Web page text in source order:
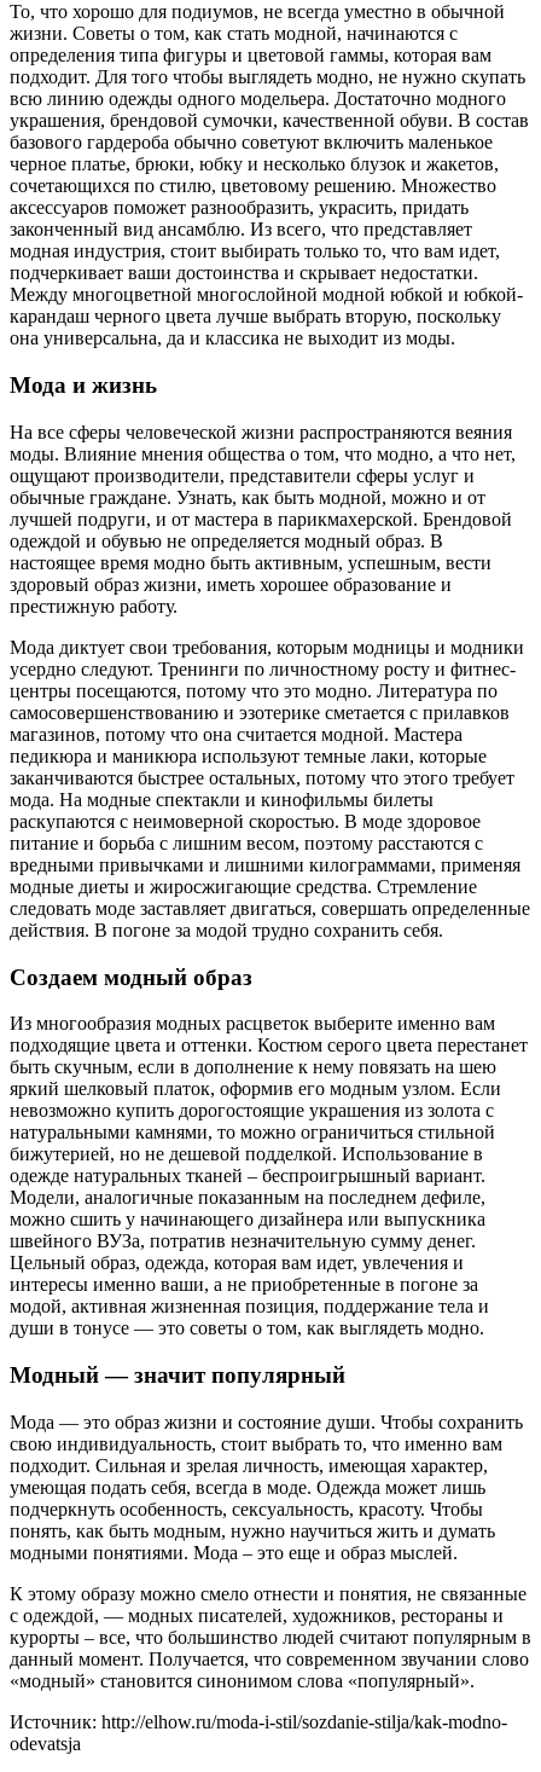
То, что хорошо для подиумов, не всегда уместно в обычной
жизни. Советы о том, как стать модной, начинаются с
определения типа фигуры и цветовой гаммы, которая вам
подходит. Для того чтобы выглядеть модно, не нужно скупать
всю линию одежды одного модельера. Достаточно модного
украшения, брендовой сумочки, качественной обуви. В состав
базового гардероба обычно советуют включить маленькое
черное платье, брюки, юбку и несколько блузок и жакетов,
сочетающихся по стилю, цветовому решению. Множество
аксессуаров поможет разнообразить, украсить, придать
законченный вид ансамблю. Из всего, что представляет
модная индустрия, стоит выбирать только то, что вам идет,
подчеркивает ваши достоинства и скрывает недостатки.
Между многоцветной многослойной модной юбкой и юбкой-
карандаш черного цвета лучше выбрать вторую, поскольку
она универсальна, да и классика не выходит из моды.
Мода и жизнь
На все сферы человеческой жизни распространяются веяния
моды. Влияние мнения общества о том, что модно, а что нет,
ощущают производители, представители сферы услуг и
обычные граждане. Узнать, как быть модной, можно и от
лучшей подруги, и от мастера в парикмахерской. Брендовой
одеждой и обувью не определяется модный образ. В
настоящее время модно быть активным, успешным, вести
здоровый образ жизни, иметь хорошее образование и
престижную работу.
Мода диктует свои требования, которым модницы и модники
усердно следуют. Тренинги по личностному росту и фитнес-
центры посещаются, потому что это модно. Литература по
самосовершенствованию и эзотерике сметается с прилавков
магазинов, потому что она считается модной. Мастера
педикюра и маникюра используют темные лаки, которые
заканчиваются быстрее остальных, потому что этого требует
мода. На модные спектакли и кинофильмы билеты
раскупаются с неимоверной скоростью. В моде здоровое
питание и борьба с лишним весом, поэтому расстаются с
вредными привычками и лишними килограммами, применяя
модные диеты и жиросжигающие средства. Стремление
следовать моде заставляет двигаться, совершать определенные
действия. В погоне за модой трудно сохранить себя.
Создаем модный образ
Из многообразия модных расцветок выберите именно вам
подходящие цвета и оттенки. Костюм серого цвета перестанет
быть скучным, если в дополнение к нему повязать на шею
яркий шелковый платок, оформив его модным узлом. Если
невозможно купить дорогостоящие украшения из золота с
натуральными камнями, то можно ограничиться стильной
бижутерией, но не дешевой подделкой. Использование в
одежде натуральных тканей – беспроигрышный вариант.
Модели, аналогичные показанным на последнем дефиле,
можно сшить у начинающего дизайнера или выпускника
швейного ВУЗа, потратив незначительную сумму денег.
Цельный образ, одежда, которая вам идет, увлечения и
интересы именно ваши, а не приобретенные в погоне за
модой, активная жизненная позиция, поддержание тела и
души в тонусе — это советы о том, как выглядеть модно.
Модный — значит популярный
Мода — это образ жизни и состояние души. Чтобы сохранить
свою индивидуальность, стоит выбрать то, что именно вам
подходит. Сильная и зрелая личность, имеющая характер,
умеющая подать себя, всегда в моде. Одежда может лишь
подчеркнуть особенность, сексуальность, красоту. Чтобы
понять, как быть модным, нужно научиться жить и думать
модными понятиями. Мода – это еще и образ мыслей.
К этому образу можно смело отнести и понятия, не связанные
с одеждой, — модных писателей, художников, рестораны и
курорты – все, что большинство людей считают популярным в
данный момент. Получается, что современном звучании слово
«модный» становится синонимом слова «популярный».
Источник: http://elhow.ru/moda-i-stil/sozdanie-stilja/kak-modno-
odevatsja